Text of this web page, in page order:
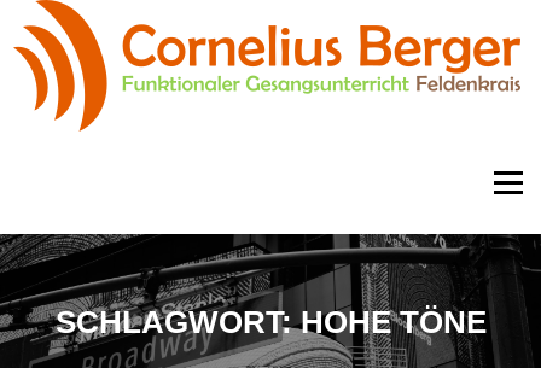
Inhalt
springen
Menü
SCHLAGWORT:HOHE TÖNE